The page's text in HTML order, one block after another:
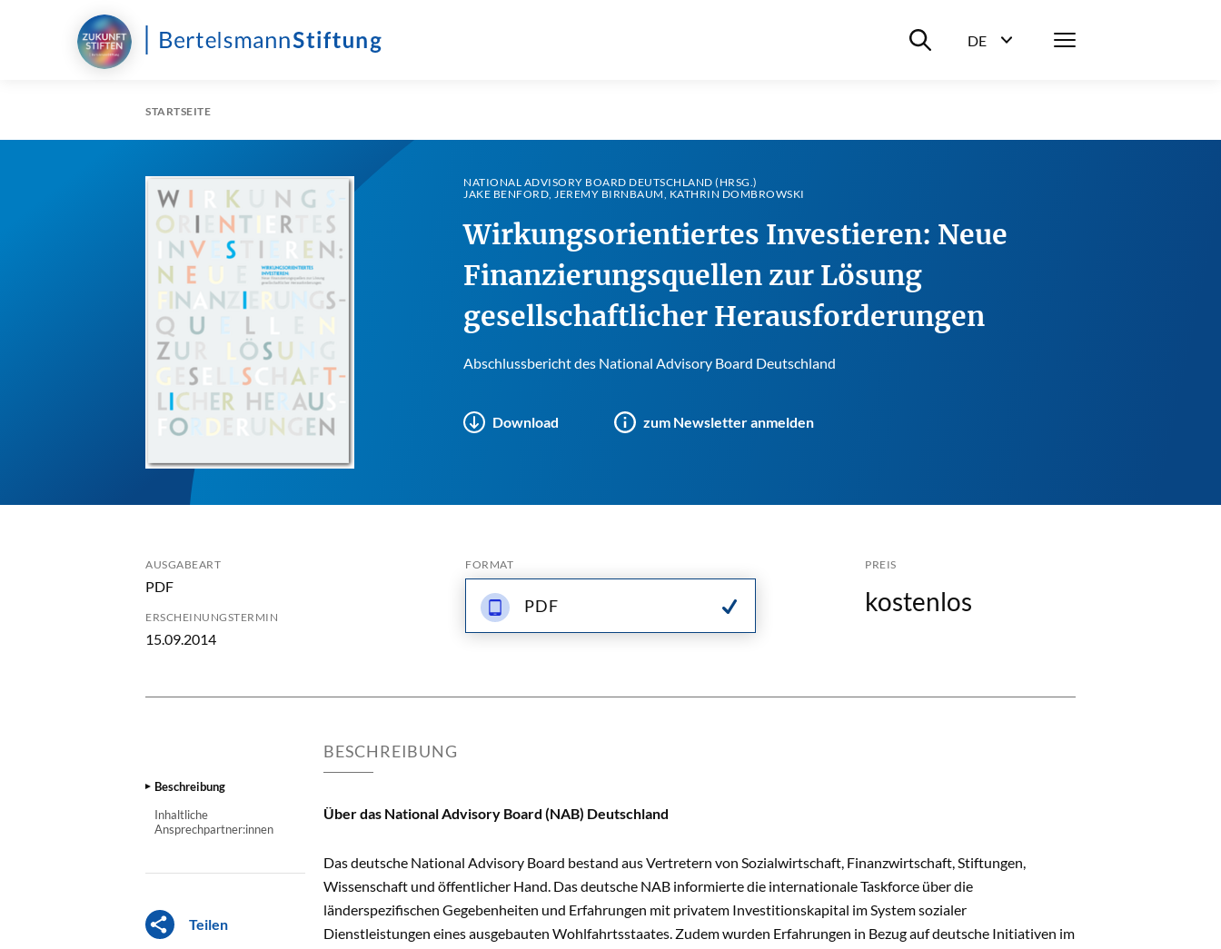
Suche ein-/ausblenden
DE
Menü
STARTSEITE
NATIONAL ADVISORY BOARD DEUTSCHLAND (HRSG.)
JAKE BENFORD, JEREMY BIRNBAUM, KATHRIN DOMBROWSKI
Wirkungsorientiertes Investieren: Neue
Finanzierungsquellen zur Lösung
gesellschaftlicher Herausforderungen
Abschlussbericht des National Advisory Board Deutschland
Download zum Newsletter anmelden
AUSGABEART
PDF
ERSCHEINUNGSTERMIN
15.09.2014
FORMAT
PDF
PREIS
kostenlos
Beschreibung
Inhaltliche
Ansprechpartner:innen
Teilen
BESCHREIBUNG
Über das National Advisory Board (NAB) Deutschland
Das deutsche National Advisory Board bestand aus Vertretern von Sozialwirtschaft, Finanzwirtschaft, Stiftungen,
Wissenschaft und öffentlicher Hand. Das deutsche NAB informierte die internationale Taskforce über die
länderspezifischen Gegebenheiten und Erfahrungen mit privatem Investitionskapital im System sozialer
Dienstleistungen eines ausgebauten Wohlfahrtsstaates. Zudem wurden Erfahrungen in Bezug auf deutsche Initiativen im